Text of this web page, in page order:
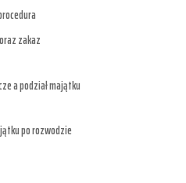
zakaz
a podział majątku
po rozwodzie